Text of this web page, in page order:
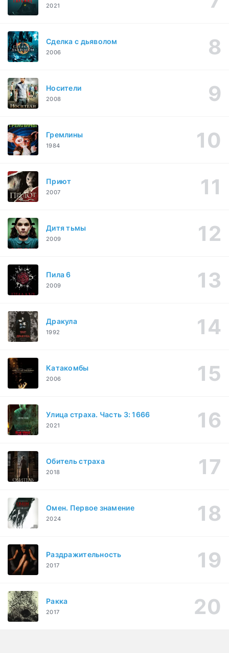
2021
Сделка с дьяволом
2006
Носители
2008
Гремлины
1984
Приют
2007
Дитя тьмы
2009
Пила 6
2009
Дракула
1992
Катакомбы
2006
Улица страха. Часть 3: 1666
2021
Обитель страха
2018
Омен. Первое знамение
2024
Раздражительность
2017
Ракка
2017